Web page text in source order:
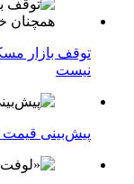
توقف بازار
نیست
پیش‌بینی قیمت